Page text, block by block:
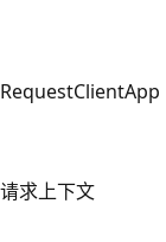
RequestClientApp
请求上下文